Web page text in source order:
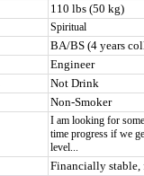
110 lbs (50 kg)
Spiritual
BA/BS (4 years
Engineer
Not Drink
Non-Smoker
I am looking for
time progress if we
level...
Financially stable,